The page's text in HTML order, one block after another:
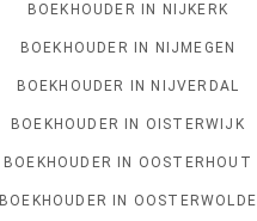
BOEKHOUDER IN NIJKERK
BOEKHOUDER IN NIJMEGEN
BOEKHOUDER IN NIJVERDAL
BOEKHOUDER IN OISTERWIJK
BOEKHOUDER IN OOSTERHOUT
BOEKHOUDER IN OOSTERWOLDE